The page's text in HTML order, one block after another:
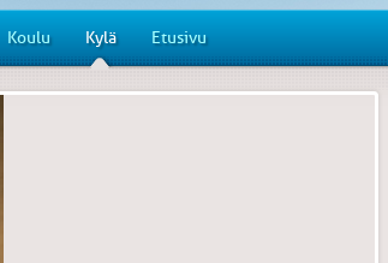
Koulu Kylä Etusivu